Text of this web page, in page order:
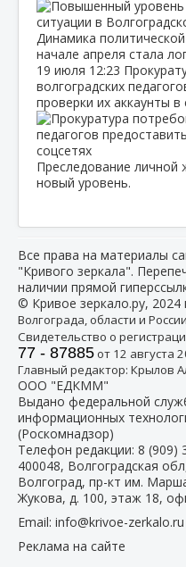
Динамика
начале апреля стала
19 июля 12:23
волгоградских
проверки их аккаунты в
Преследование личной
новый уровень.
Все права на материалы
"Кривого зеркала".
наличии прямой
© Кривое зеркало.ру, 2024
Волгограда, области и
Свидетельство о
77 - 87885от 12 августа
Главный редактор: Крылов
ООО "ЕДКММ"
Выдано федеральной
информационных
(Роскомнадзор)
Телефон редакции: 8 (909)
400048, Волгоградская
Волгоград, пр-кт им.
Жукова, д. 100, этаж 18,
Email: info@krivoe-zerkalo.ru
Реклама на сайте